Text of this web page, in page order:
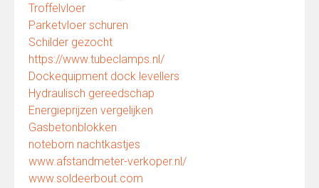
Troffelvloer
Parketvloer schuren
Schilder gezocht
https://www.tubeclamps.nl/
Dockequipment dock levellers
Hydraulisch gereedschap
Energieprijzen vergelijken
Gasbetonblokken
noteborn nachtkastjes
www.afstandmeter-verkoper.nl/
www.soldeerbout.com